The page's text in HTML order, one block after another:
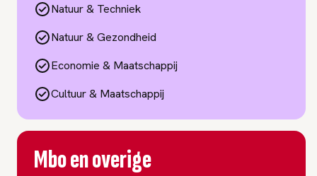
Natuur & Techniek
Natuur & Gezondheid
Economie & Maatschappij
Cultuur & Maatschappij
Mbo en overige